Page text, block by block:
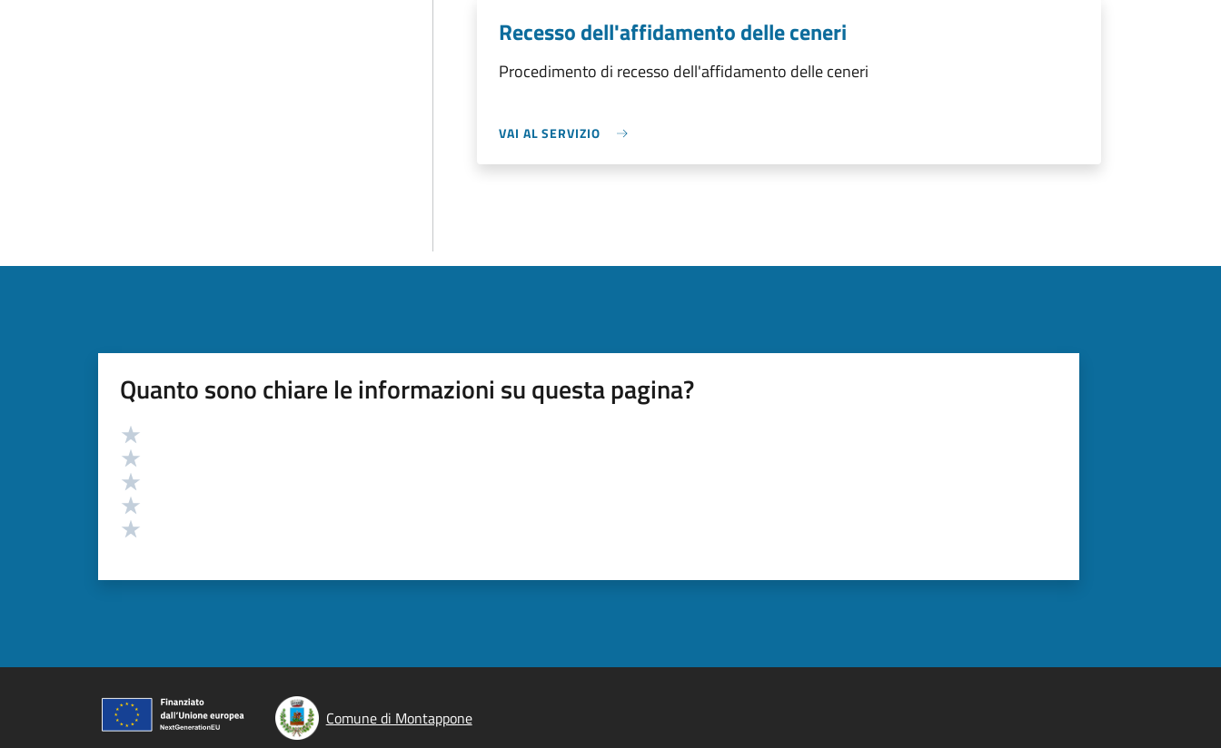
Recesso dell'affidamento delle ceneri
Procedimento di recesso dell'affidamento delle ceneri
VAI AL SERVIZIO
Quanto sono chiare le informazioni su questa pagina?
Valutazione
Comune di Montappone